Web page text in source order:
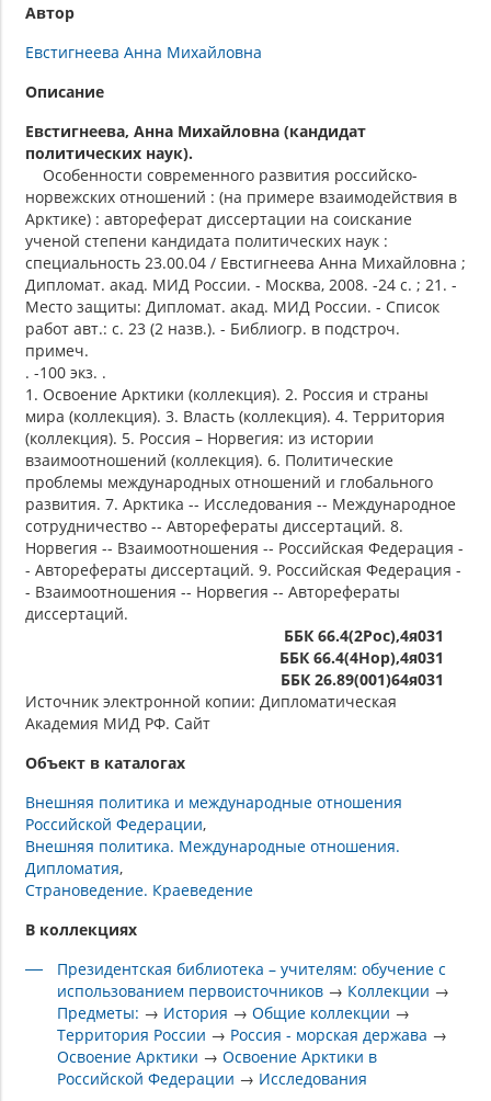
Автор
Евстигнеева Анна Михайловна
Описание
Евстигнеева, Анна Михайловна (кандидат
политических наук).
Особенности современного развития российско-
норвежских отношений : (на примере взаимодействия в
Арктике) : автореферат диссертации на соискание
ученой степени кандидата политических наук :
специальность 23.00.04 / Евстигнеева Анна Михайловна ;
Дипломат. акад. МИД России. - Москва, 2008. -24 с. ; 21. -
Место защиты: Дипломат. акад. МИД России. - Список
работ авт.: с. 23 (2 назв.). - Библиогр. в подстроч.
примеч.
. -100 экз. .
1. Освоение Арктики (коллекция). 2. Россия и страны
мира (коллекция). 3. Власть (коллекция). 4. Территория
(коллекция). 5. Россия – Норвегия: из истории
взаимоотношений (коллекция). 6. Политические
проблемы международных отношений и глобального
развития. 7. Арктика -- Исследования -- Международное
сотрудничество -- Авторефераты диссертаций. 8.
Норвегия -- Взаимоотношения -- Российская Федерация -
- Авторефераты диссертаций. 9. Российская Федерация -
- Взаимоотношения -- Норвегия -- Авторефераты
диссертаций.
ББК 66.4(2Рос),4я031
ББК 66.4(4Нор),4я031
ББК 26.89(001)64я031
Источник электронной копии: Дипломатическая
Академия МИД РФ. Сайт
Объект в каталогах
Внешняя политика и международные отношения
Российской Федерации
Внешняя политика. Международные отношения.
Дипломатия
Страноведение. Краеведение
В коллекциях
Президентская библиотека – учителям: обучение с
использованием первоисточников → Коллекции →
Предметы: → История →Общие коллекции →
Территория России → Россия - морская держава →
Освоение Арктики →Освоение Арктики в
Российской Федерации → Исследования